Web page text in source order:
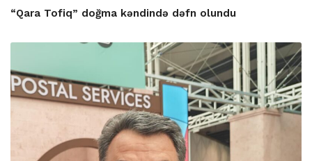
“Qara Tofiq” doğma kəndində dəfn olundu